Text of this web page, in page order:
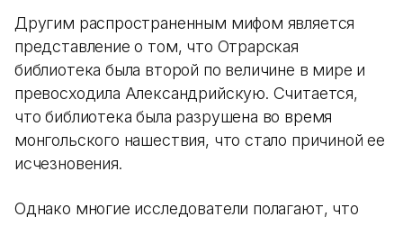
Другим распространенным мифом является
представление о том, что Отрарская
библиотека была второй по величине в мире и
превосходила Александрийскую. Считается,
что библиотека была разрушена во время
монгольского нашествия, что стало причиной ее
исчезновения.
Однако многие исследователи полагают, что